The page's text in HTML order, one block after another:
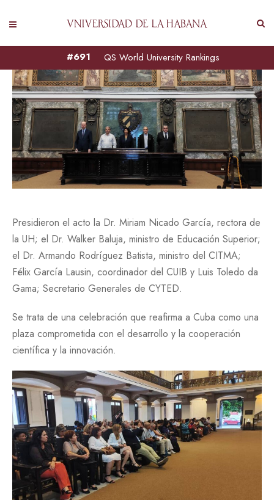
QS World University Rankings
#691
Presidieron el acto la Dr. Miriam Nicado García, rectora de
la UH; el Dr. Walker Baluja, ministro de Educación Superior;
el Dr. Armando Rodríguez Batista, ministro del CITMA;
Félix García Lausin, coordinador del CUIB y Luis Toledo da
Gama; Secretario Generales de CYTED.
Se trata de una celebración que reafirma a Cuba como una
plaza comprometida con el desarrollo y la cooperación
científica y la innovación.